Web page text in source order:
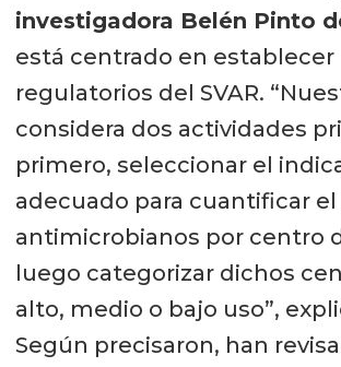
redobla
esfuerzos
investigadora Belén Pinto
está centrado en establecer
regulatorios del SVAR.
considera dos actividades
primero, seleccionar el
adecuado para cuantificar el
antimicrobianos por centro
luego categorizar dichos
alto, medio o bajo uso”,
Según precisaron, han